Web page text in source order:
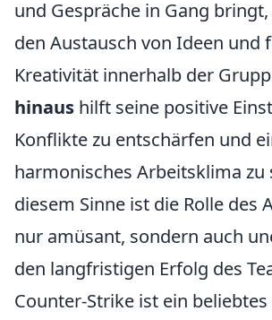
und Gespräche in Gang
den Austausch von Ideen und
Kreativität innerhalb der
hinaus hilft seine positive
Konflikte zu entschärfen und
harmonisches Arbeitsklima zu
diesem Sinne ist die Rolle des
nur amüsant, sondern auch
den langfristigen Erfolg des
Counter-Strike ist ein beliebtes